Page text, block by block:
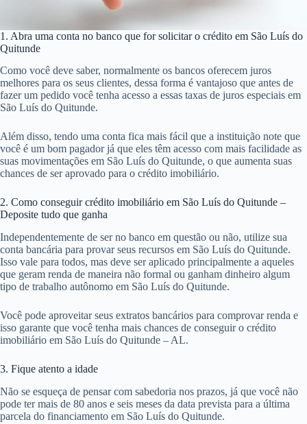
1. Abra uma conta no banco que for solicitar o crédito em São Luís do
Quitunde
Como você deve saber, normalmente os bancos oferecem juros
melhores para os seus clientes, dessa forma é vantajoso que antes de
fazer um pedido você tenha acesso a essas taxas de juros especiais em
São Luís do Quitunde.
Além disso, tendo uma conta fica mais fácil que a instituição note que
você é um bom pagador já que eles têm acesso com mais facilidade as
suas movimentações em São Luís do Quitunde, o que aumenta suas
chances de ser aprovado para o crédito imobiliário.
2. Como conseguir crédito imobiliário em São Luís do Quitunde –
Deposite tudo que ganha
Independentemente de ser no banco em questão ou não, utilize sua
conta bancária para provar seus recursos em São Luís do Quitunde.
Isso vale para todos, mas deve ser aplicado principalmente a aqueles
que geram renda de maneira não formal ou ganham dinheiro algum
tipo de trabalho autônomo em São Luís do Quitunde.
Você pode aproveitar seus extratos bancários para comprovar renda e
isso garante que você tenha mais chances de conseguir o crédito
imobiliário em São Luís do Quitunde – AL.
3. Fique atento a idade
Não se esqueça de pensar com sabedoria nos prazos, já que você não
pode ter mais de 80 anos e seis meses da data prevista para a última
parcela do financiamento em São Luís do Quitunde.